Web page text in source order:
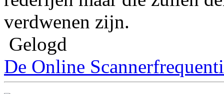
verdwenen zijn.
Gelogd
De Online